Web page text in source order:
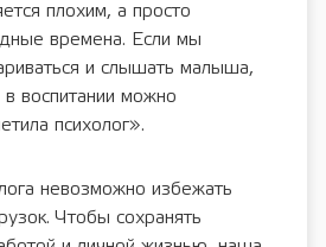
плохим, а просто
времена. Если мы
и слышать малыша,
воспитании можно
психолог».
невозможно избежать
Чтобы сохранять